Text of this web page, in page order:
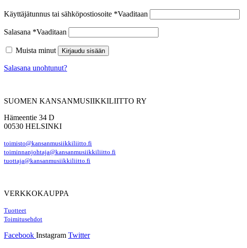
Käyttäjätunnus tai sähköpostiosoite *Vaaditaan
Salasana *Vaaditaan
Muista minut Kirjaudu sisään
Salasana unohtunut?
SUOMEN KANSANMUSIIKKILIITTO RY
Hämeentie 34 D
00530 HELSINKI
toimisto@kansanmusiikkiliitto.fi
toiminnanjohtaja@kansanmusiikkiliitto.fi
tuottaja@kansanmusiikkiliitto.fi
VERKKOKAUPPA
Tuotteet
Toimitusehdot
Facebook Instagram Twitter